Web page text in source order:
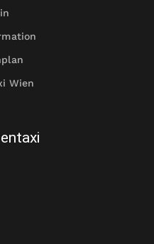
Wien